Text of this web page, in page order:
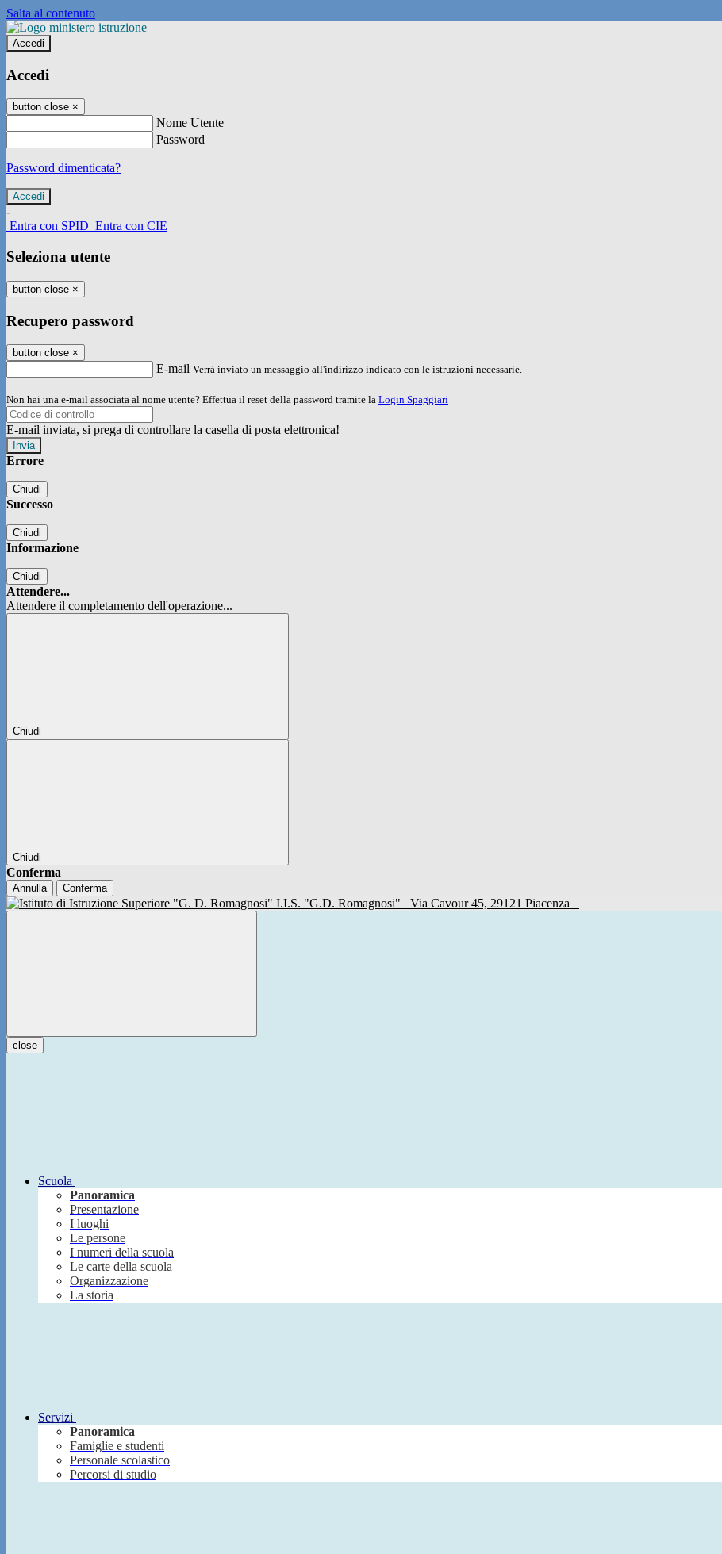
Salta al contenuto
Accedi
Accedi
button close ×
Nome Utente
Password
Password dimenticata?
-
Entra con SPID Entra con CIE
Seleziona utente
button close ×
Recupero password
button close ×
E-mail Verrà inviato un messaggio all'indirizzo indicato con le istruzioni necessarie.
Non hai una e-mail associata al nome utente? Effettua il reset della password tramite la Login Spaggiari
E-mail inviata, si prega di controllare la casella di posta elettronica!
Errore
Chiudi
Successo
Chiudi
Informazione
Chiudi
Attendere...
Attendere il completamento dell'operazione...
Chiudi
Chiudi
Conferma
Annulla Conferma
I.I.S. "G.D. Romagnosi" Via Cavour 45, 29121 Piacenza
close
Scuola
Panoramica
Presentazione
I luoghi
Le persone
I numeri della scuola
Le carte della scuola
Organizzazione
La storia
Servizi
Panoramica
Famiglie e studenti
Personale scolastico
Percorsi di studio